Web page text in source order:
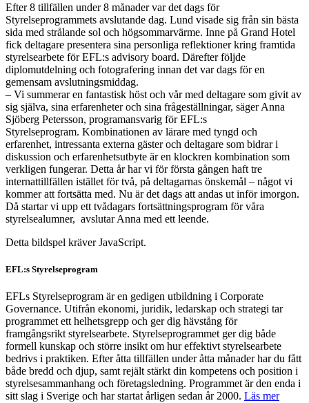
Efter 8 tillfällen under 8 månader var det dags för
Styrelseprogrammets avslutande dag. Lund visade sig från sin bästa
sida med strålande sol och högsommarvärme. Inne på Grand Hotel
fick deltagare presentera sina personliga reflektioner kring framtida
styrelsearbete för EFL:s advisory board. Därefter följde
diplomutdelning och fotografering innan det var dags för en
gemensam avslutningsmiddag.
– Vi summerar en fantastisk höst och vår med deltagare som givit av
sig själva, sina erfarenheter och sina frågeställningar, säger Anna
Sjöberg Petersson, programansvarig för EFL:s
Styrelseprogram. Kombinationen av lärare med tyngd och
erfarenhet, intressanta externa gäster och deltagare som bidrar i
diskussion och erfarenhetsutbyte är en klockren kombination som
verkligen fungerar. Detta år har vi för första gången haft tre
internattillfällen istället för två, på deltagarnas önskemål – något vi
kommer att fortsätta med. Nu är det dags att andas ut inför imorgon.
Då startar vi upp ett tvådagars fortsättningsprogram för våra
styrelsealumner, avslutar Anna med ett leende.
Detta bildspel kräver JavaScript.
EFL:s Styrelseprogram
EFLs Styrelseprogram är en gedigen utbildning i Corporate
Governance. Utifrån ekonomi, juridik, ledarskap och strategi tar
programmet ett helhetsgrepp och ger dig hävstång för
framgångsrikt styrelsearbete. Styrelseprogrammet ger dig både
formell kunskap och större insikt om hur effektivt styrelsearbete
bedrivs i praktiken. Efter åtta tillfällen under åtta månader har du fått
både bredd och djup, samt rejält stärkt din kompetens och position i
styrelsesammanhang och företagsledning. Programmet är den enda i
sitt slag i Sverige och har startat årligen sedan år 2000. Läs mer